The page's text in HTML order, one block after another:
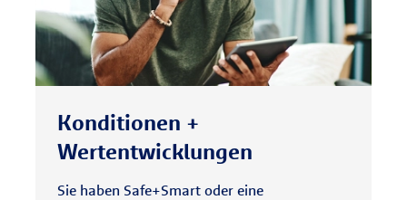
Konditionen +
Wertentwicklungen
Sie haben Safe+Smart oder eine